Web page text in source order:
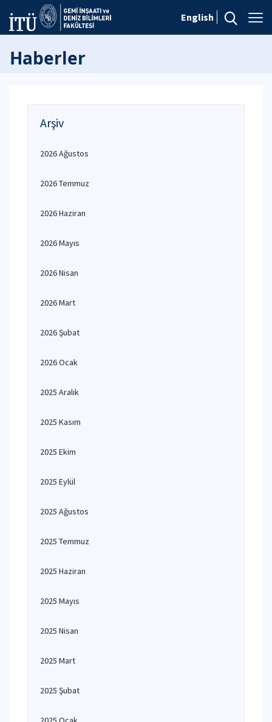
English
Haberler
Arşiv
2026 Ağustos
2026 Temmuz
2026 Haziran
2026 Mayıs
2026 Nisan
2026 Mart
2026 Şubat
2026 Ocak
2025 Aralık
2025 Kasım
2025 Ekim
2025 Eylül
2025 Ağustos
2025 Temmuz
2025 Haziran
2025 Mayıs
2025 Nisan
2025 Mart
2025 Şubat